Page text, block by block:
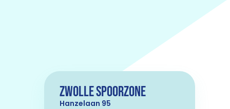
Zwolle Spoorzone
Hanzelaan 95